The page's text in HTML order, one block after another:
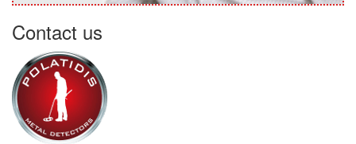
Contact us